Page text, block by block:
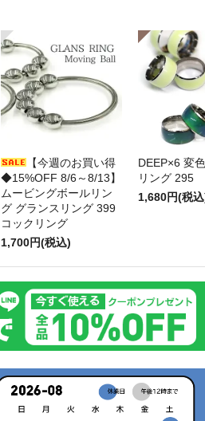
【今週のお買い得
◆15%OFF 8/6～8/13】
ムービングボールリン
グ グランスリング 399
コックリング
1,700円(税込)
DEEP×6 変
リング 295
1,680円(税